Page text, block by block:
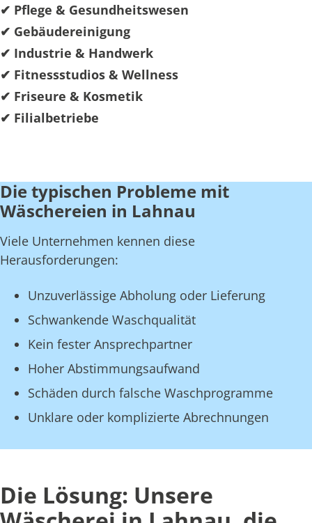
✔ Pflege & Gesundheitswesen
✔ Gebäudereinigung
✔ Industrie & Handwerk
✔ Fitnessstudios & Wellness
✔ Friseure & Kosmetik
✔ Filialbetriebe
Die typischen Probleme mit
Wäschereien in Lahnau
Viele Unternehmen kennen diese
Herausforderungen:
Unzuverlässige Abholung oder Lieferung
Schwankende Waschqualität
Kein fester Ansprechpartner
Hoher Abstimmungsaufwand
Schäden durch falsche Waschprogramme
Unklare oder komplizierte Abrechnungen
Die Lösung: Unsere